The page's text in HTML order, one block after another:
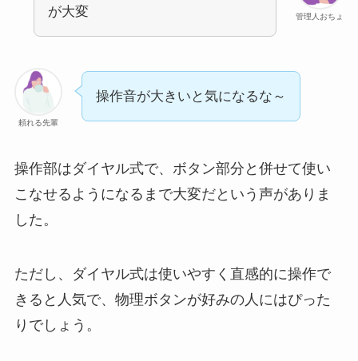
管理人おちょ
が大変
頼れる先輩
操作音が大きいと気になるな～
操作部はダイヤル式で、ボタン部分と併せて使い
こなせるようになるまで大変だという声がありま
した。
ただし、ダイヤル式は使いやすく直感的に操作で
きると人気で、物理ボタンが好みの人にはぴった
りでしょう。